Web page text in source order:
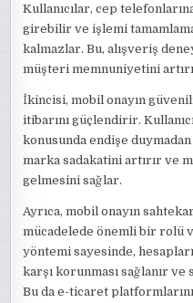
Kullanıcılar, cep
girebilir ve işlemi
kalmazlar. Bu, alışveriş
müşteri memnuniyetini
İkincisi, mobil onayın
itibarını güçlendirir.
konusunda endişe
marka sadakatini artırır
gelmesini sağlar.
Ayrıca, mobil onayın
mücadelede önemli bir rolü
yöntemi sayesinde,
karşı korunması sağlanır
Bu da e-ticaret